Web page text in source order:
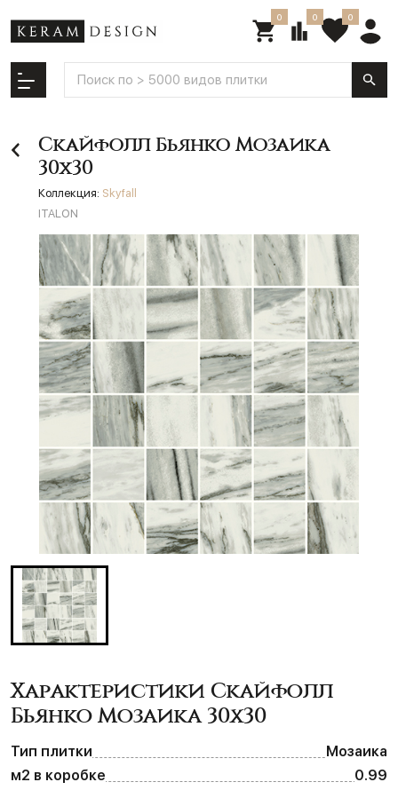
0 0 0
Скайфолл Бьянко Мозаика
30х30
Коллекция: Skyfall
ITALON
Характеристики Скайфолл
Бьянко Мозаика 30х30
Тип плитки
Мозаика
м2 в коробке
0.99